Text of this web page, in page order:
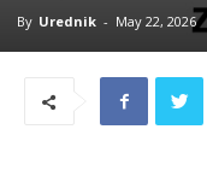
By Urednik - May 22, 2026